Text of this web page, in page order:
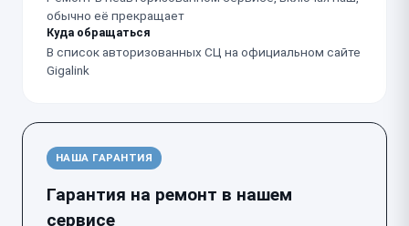
обычно её прекращает
Куда обращаться
В список авторизованных СЦ на официальном сайте
Gigalink
НАША ГАРАНТИЯ
Гарантия на ремонт в нашем
сервисе